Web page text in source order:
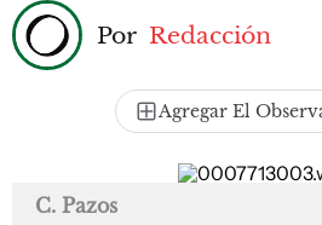
Por Redacción
Agregar El
C. Pazos